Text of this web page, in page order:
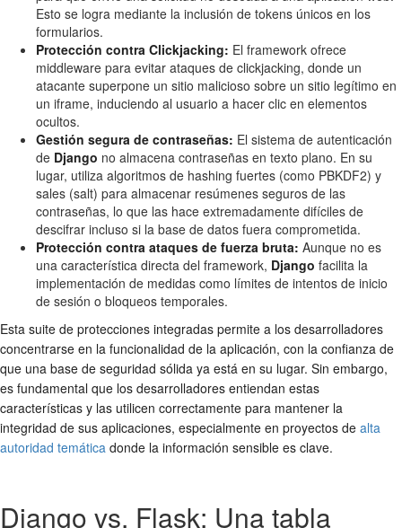
Esto se logra mediante la inclusión de tokens únicos en los
formularios.
Protección contra Clickjacking: El framework ofrece
middleware para evitar ataques de clickjacking, donde un
atacante superpone un sitio malicioso sobre un sitio legítimo en
un iframe, induciendo al usuario a hacer clic en elementos
ocultos.
Gestión segura de contraseñas: El sistema de autenticación
de Django no almacena contraseñas en texto plano. En su
lugar, utiliza algoritmos de hashing fuertes (como PBKDF2) y
sales (salt) para almacenar resúmenes seguros de las
contraseñas, lo que las hace extremadamente difíciles de
descifrar incluso si la base de datos fuera comprometida.
Protección contra ataques de fuerza bruta: Aunque no es
una característica directa del framework, Django facilita la
implementación de medidas como límites de intentos de inicio
de sesión o bloqueos temporales.
Esta suite de protecciones integradas permite a los desarrolladores
concentrarse en la funcionalidad de la aplicación, con la confianza de
que una base de seguridad sólida ya está en su lugar. Sin embargo,
es fundamental que los desarrolladores entiendan estas
características y las utilicen correctamente para mantener la
integridad de sus aplicaciones, especialmente en proyectos de alta
autoridad temática donde la información sensible es clave.
Django vs. Flask: Una tabla